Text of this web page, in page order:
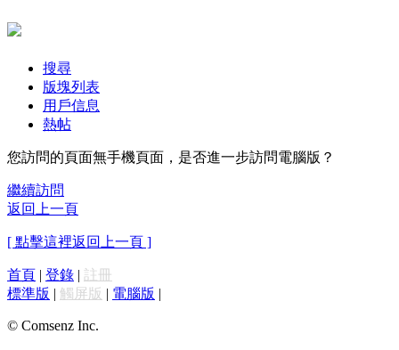
搜尋
版塊列表
用戶信息
熱帖
您訪問的頁面無手機頁面，是否進一步訪問電腦版？
繼續訪問
返回上一頁
[ 點擊這裡返回上一頁 ]
首頁 | 登錄 | 註冊
標準版 | 觸屏版 | 電腦版 |
© Comsenz Inc.